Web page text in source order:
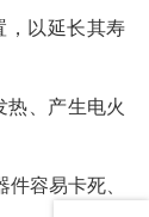
，以延长其寿
热、产生电火
容易卡死、